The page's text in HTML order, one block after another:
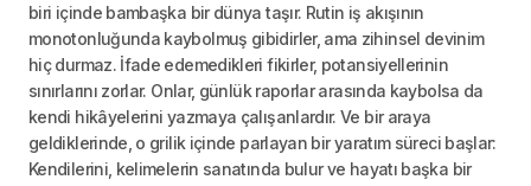
biri içinde bambaşka bir dünya taşır. Rutin iş akışının
monotonluğunda kaybolmuş gibidirler, ama zihinsel devinim
hiç durmaz. İfade edemedikleri fikirler, potansiyellerinin
sınırlarını zorlar. Onlar, günlük raporlar arasında kaybolsa da
kendi hikâyelerini yazmaya çalışanlardır. Ve bir araya
geldiklerinde, o grilik içinde parlayan bir yaratım süreci başlar:
Kendilerini, kelimelerin sanatında bulur ve hayatı başka bir